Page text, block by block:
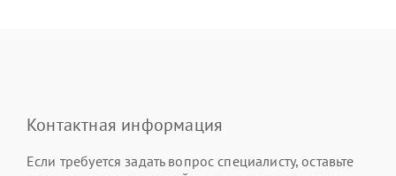
Контактная информация
Если требуется задать вопрос специалисту, оставьте